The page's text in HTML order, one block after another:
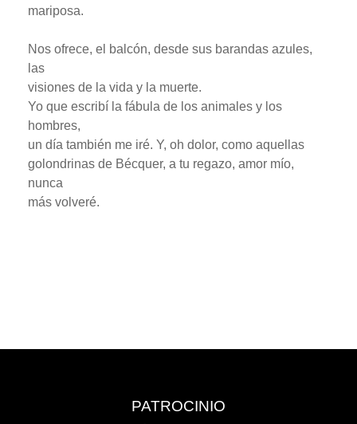
mariposa.
Nos ofrece, el balcón, desde sus barandas azules,
las
visiones de la vida y la muerte.
Yo que escribí la fábula de los animales y los
hombres,
un día también me iré. Y, oh dolor, como aquellas
golondrinas de Bécquer, a tu regazo, amor mío,
nunca
más volveré.
PATROCINIO